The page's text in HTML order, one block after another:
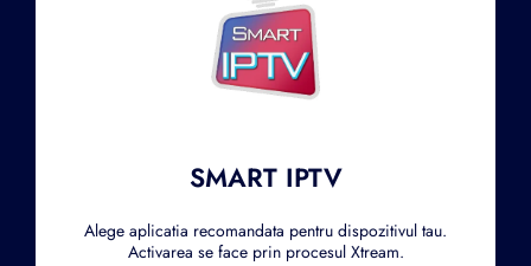
SMART IPTV
Alege aplicatia recomandata pentru dispozitivul tau.
Activarea se face prin procesul Xtream.